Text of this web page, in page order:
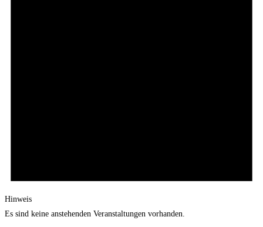
Hinweis
Es sind keine anstehenden Veranstaltungen vorhanden.